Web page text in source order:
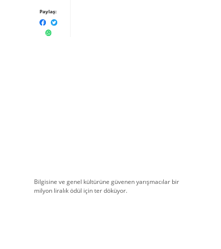
Paylaş:
Bilgisine ve genel kültürüne güvenen yarışmacılar bir
milyon liralık ödül için ter döküyor.